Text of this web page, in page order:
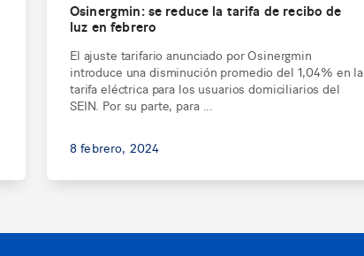
Osinergmin: se reduce la tarifa de recibo de
luz en febrero
El ajuste tarifario anunciado por Osinergmin
introduce una disminución promedio del 1,04% en la
tarifa eléctrica para los usuarios domiciliarios del
SEIN. Por su parte, para ...
8 febrero, 2024